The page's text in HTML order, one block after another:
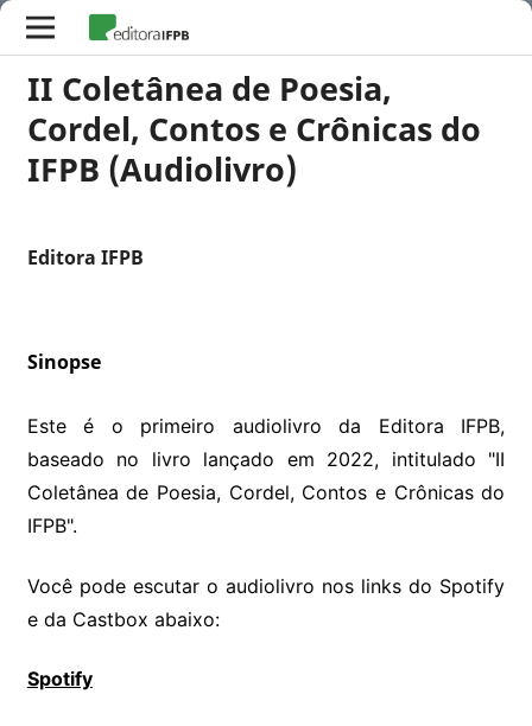
II Coletânea de Poesia,
Cordel, Contos e Crônicas do
IFPB (Audiolivro)
Editora IFPB
Sinopse
Este é o primeiro audiolivro da Editora IFPB,
baseado no livro lançado em 2022, intitulado "II
Coletânea de Poesia, Cordel, Contos e Crônicas do
IFPB".
Você pode escutar o audiolivro nos links do Spotify
e da Castbox abaixo:
Spotify